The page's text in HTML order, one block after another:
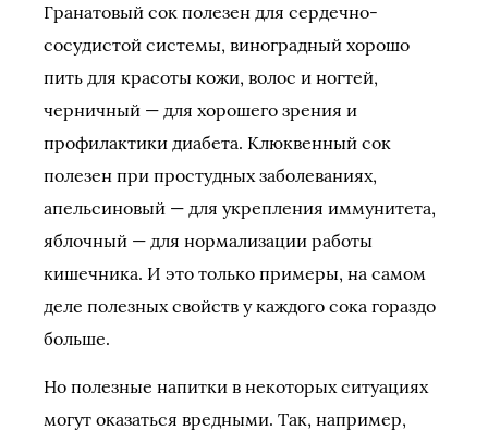
Гранатовый сок полезен для сердечно-
сосудистой системы, виноградный хорошо
пить для красоты кожи, волос и ногтей,
черничный — для хорошего зрения и
профилактики диабета. Клюквенный сок
полезен при простудных заболеваниях,
апельсиновый — для укрепления иммунитета,
яблочный — для нормализации работы
кишечника. И это только примеры, на самом
деле полезных свойств у каждого сока гораздо
больше.
Но полезные напитки в некоторых ситуациях
могут оказаться вредными. Так, например,